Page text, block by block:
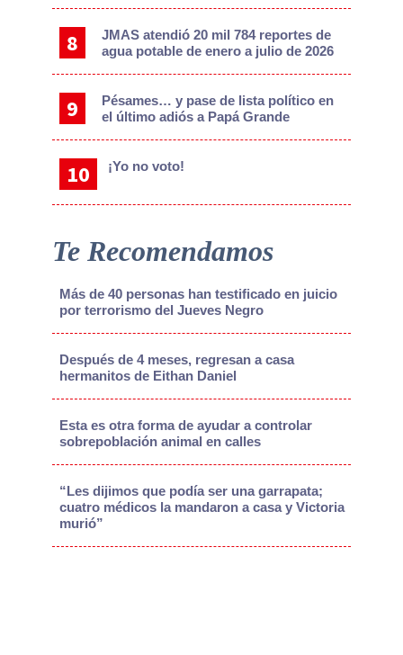
JMAS atendió 20 mil 784 reportes de
agua potable de enero a julio de 2026
Pésames… y pase de lista político en
el último adiós a Papá Grande
¡Yo no voto!
Te Recomendamos
Más de 40 personas han testificado en juicio
por terrorismo del Jueves Negro
Después de 4 meses, regresan a casa
hermanitos de Eithan Daniel
Esta es otra forma de ayudar a controlar
sobrepoblación animal en calles
“Les dijimos que podía ser una garrapata;
cuatro médicos la mandaron a casa y Victoria
murió”